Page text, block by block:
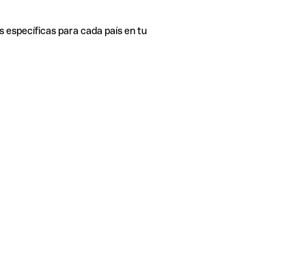
específicas para cada país en tu